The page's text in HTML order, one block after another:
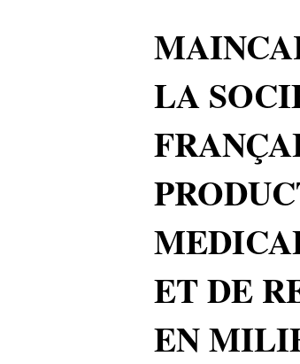
LA
ET DE
EN